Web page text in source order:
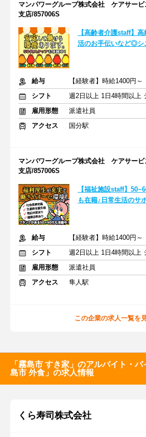
マンパワーグループ株式会社 ケアサー
支店/857006S
【高齢者介護staff】
活のお手伝いなど◎シ
給与
シフト
雇用形態
派遣社員
アクセス
国分駅
マンパワーグループ株式会社 ケアサー
支店/857006S
【福祉施設staff】
も在籍♪日常生活のサ
給与
シフト
雇用形態
派遣社員
アクセス
隼人駅
この企業の求人一覧を
「霧島市 すき家」のアルバイト・
島市 外食」の求人情報
くら寿司株式会社